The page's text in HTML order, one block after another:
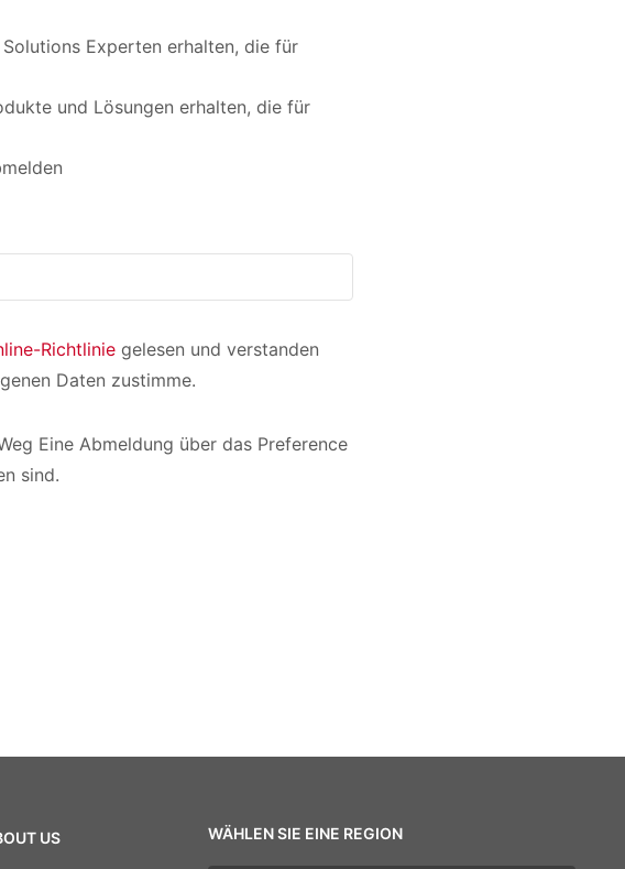
Experten erhalten, die für
und Lösungen erhalten, die für
Richtlinie gelesen und verstanden
Daten zustimme.
Eine Abmeldung über das Preference
sind.
US WÄHLEN SIE EINE REGION